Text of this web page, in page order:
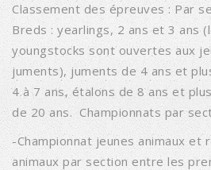
Classement des épreuves : Par
Breds : yearlings, 2 ans et 3 ans
youngstocks sont ouvertes aux
juments), juments de 4 ans et
4 à 7 ans, étalons de 8 ans et
de 20 ans. Championnats par
-Championnat jeunes animaux et
animaux par section entre les